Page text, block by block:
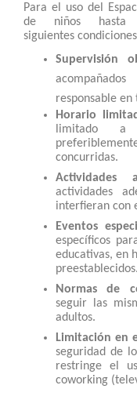
Para el uso del
de niños
siguientes
Supervisión
responsable
Horario
limitado a
concurridas.
Actividades
actividades
interfieran con
Eventos
específicos
educativas, en
preestablecidos.
Normas de
seguir las
adultos.
Limitación en
seguridad de
restringe el
coworking